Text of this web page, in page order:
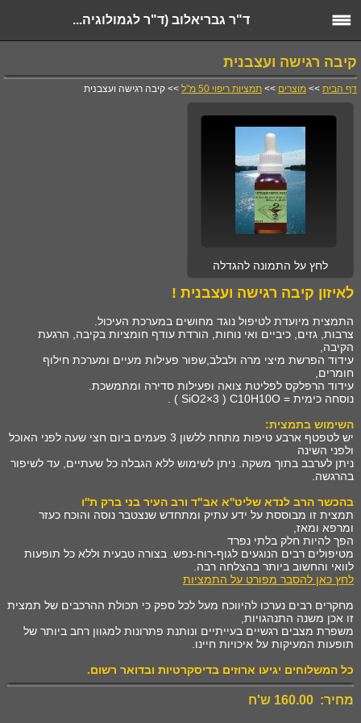
ד"ר גבריאלוב (ד"ר לגמולוגיה...
קיבה רגישה ועצבנית
דף הבית >> מוצרים >> תמציות ריפוי 50 מ"ל >> קיבה רגישה ועצבנית
לחץ על התמונה להגדלה
לאיזון קיבה רגישה ועצבנית !
התמצית מיועדת לטיפול נוגד מחושים במערכת העיכול.
צרבות, גזים, כיביים ואי נוחות, הורדת עודף חומציות בקיבה, הרגעת
הקיבה,
עידוד הפרשת מיצי מרה ולבלב,שפור פעילות מעיים ומערכת חילוף
חומרים,
עידוד הרפלקס לפליטת צואה ופעילות סדירה ומתמשכת.
נוסחה כימית = SiO2×3 ) C10H10O ) .
השימוש בתמצית:
יש לטפטף ארבע טיפות מתחת ללשון 3 פעמים ביום חצי שעה לפני האוכל
ולפני השינה
ניתן לערבב בתוך משקה. ניתן לשימוש ללא הגבלה כל שעתיים, עד לשיפור
בהרגשה.
בהכשר הרב לנדא שליט''א אב"ד ורב העיר בני ברק ת''ו
תמצית זו מבוססת על ידע עתיק ומתחדש שנצטבר נוסה והוכח כעזר
ומרפא ומאז,
הפך להיות חלק בלתי נפרד
מטיפולים רבים הנוגעים לגוף-רוח-נפש. בצורה טבעית וללא כל תופעות
לוואי והחשוב ביותר בהצלחה רבה.
לחץ כאן להסבר מפורט על התמציות
מחקרים רבים נערכו להיווכח מעל לכל ספק כי תכולת ההרכבים של תמצית
זו אכן משנה התנהגויות,
משפרת מצבים רגשיים בעייתיים ונותנת פתרונות למגוון רחב ביותר של
תופעות המעיקות על איכויות חיינו.
כל המשלוחים יגיעו ארוזים בדיסקרטיות ובדואר רשום.
מחיר: 160.00 ש'ח